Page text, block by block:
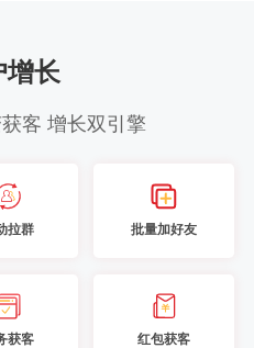
增长
客 增长双引擎
拉群 批量加好友
获客 红包获客